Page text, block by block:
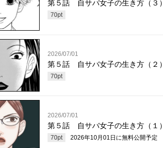
第５話 自サバ女子の生き方（３）
70pt
2026/07/01
第５話 自サバ女子の生き方（２）
70pt
2026/07/01
第５話 自サバ女子の生き方（１）
70pt 2026年10月01日 に無料公開予定